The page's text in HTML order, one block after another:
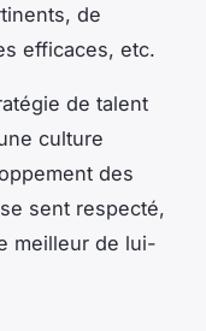
de
efficaces, etc.
de talent
culture
des
sent respecté,
meilleur de lui-